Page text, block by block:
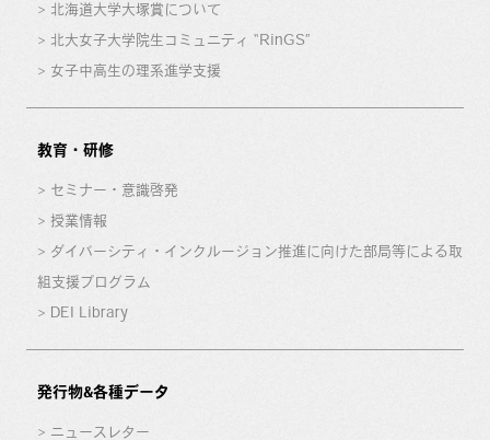
北海道大学大塚賞について
北大女子大学院生コミュニティ “RinGS”
女子中高生の理系進学支援
教育・研修
セミナー・意識啓発
授業情報
ダイバーシティ・インクルージョン推進に向けた部局等による取
組支援プログラム
DEI Library
発行物&各種データ
ニュースレター